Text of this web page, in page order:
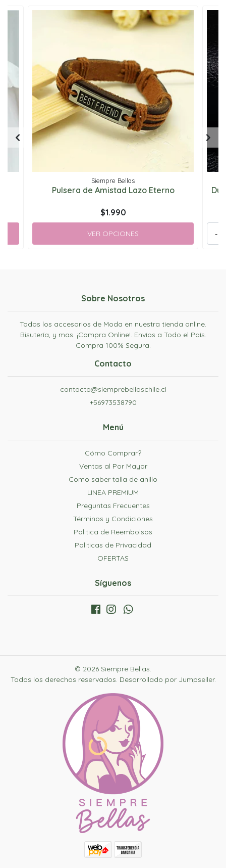
Siempre Bellas
Pulsera de Amistad Lazo Eterno
$1.990
VER OPCIONES -
Sobre Nosotros
Todos los accesorios de Moda en nuestra tienda online.
Bisutería, y mas. ¡Compra Online!. Envíos a Todo el País.
Compra 100% Segura.
Contacto
contacto@siemprebellaschile.cl
+56973538790
Menú
Cómo Comprar?
Ventas al Por Mayor
Como saber talla de anillo
LINEA PREMIUM
Preguntas Frecuentes
Términos y Condiciones
Politica de Reembolsos
Politicas de Privacidad
OFERTAS
Síguenos
© 2026 Siempre Bellas.
Todos los derechos reservados. Desarrollado por Jumpseller.